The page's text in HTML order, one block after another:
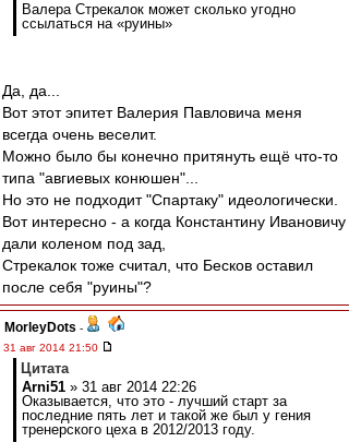
Валера Стрекалок может сколько угодно
ссылаться на «руины»
Да, да...
Вот этот эпитет Валерия Павловича меня
всегда очень веселит.
Можно было бы конечно притянуть ещё что-то
типа "авгиевых конюшен"...
Но это не подходит "Спартаку" идеологически.
Вот интересно - а когда Константину Ивановичу
дали коленом под зад,
Стрекалок тоже считал, что Бесков оставил
после себя "руины"?
MorleyDots -
31 авг 2014 21:50
Цитата
Arni51 » 31 авг 2014 22:26
Оказывается, что это - лучший старт за
последние пять лет и такой же был у гения
тренерского цеха в 2012/2013 году.